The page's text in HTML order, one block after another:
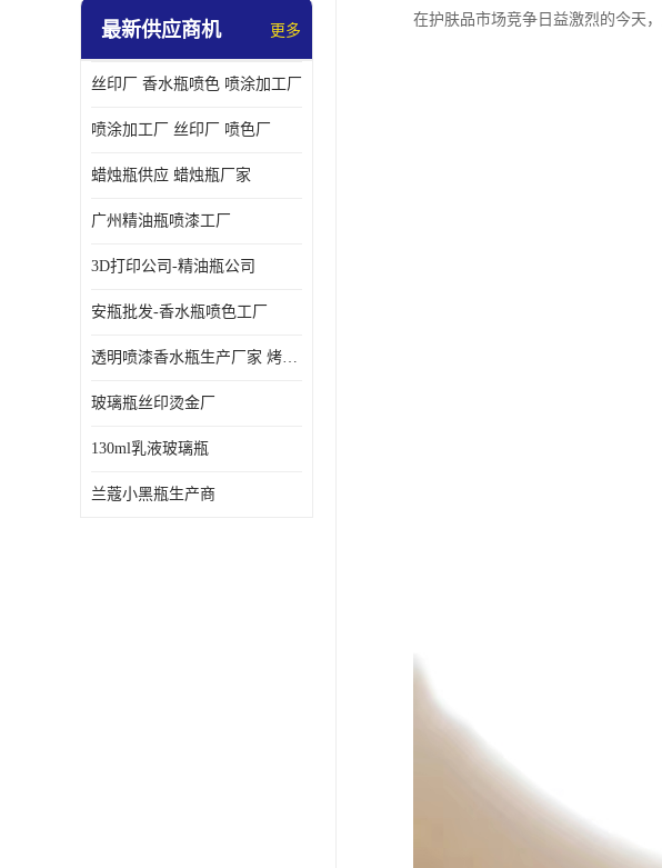
最新供应商机 更多
丝印厂 香水瓶喷色 喷涂加工厂
喷涂加工厂 丝印厂 喷色厂
蜡烛瓶供应 蜡烛瓶厂家
广州精油瓶喷漆工厂
3D打印公司-精油瓶公司
安瓶批发-香水瓶喷色工厂
透明喷漆香水瓶生产厂家 烤漆抛光香水瓶厂家
玻璃瓶丝印烫金厂
130ml乳液玻璃瓶
兰蔻小黑瓶生产商
在护肤品市场竞争日益激烈的今天